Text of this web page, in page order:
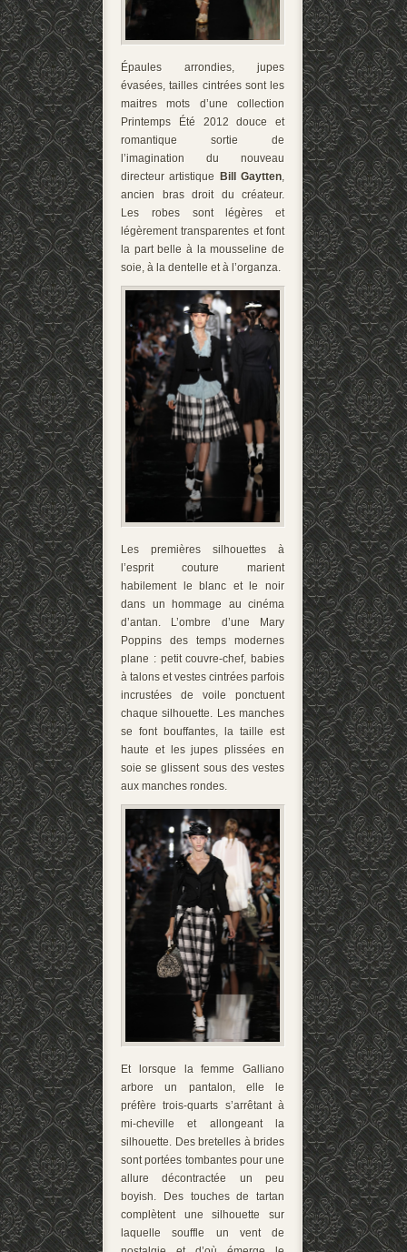
Épaules arrondies, jupes
évasées, tailles cintrées sont les
maitres mots d’une collection
Printemps Été 2012 douce et
romantique sortie de
l’imagination du nouveau
directeur artistique
Bill Gaytten,
ancien bras droit du créateur.
Les robes sont légères et
légèrement transparentes et font
la part belle à la mousseline de
soie, à la dentelle et à l’organza.
Les premières silhouettes à
l’esprit couture marient
habilement le blanc et le noir
dans un hommage au cinéma
d’antan. L’ombre d’une Mary
Poppins des temps modernes
plane : petit couvre-chef, babies
à talons et vestes cintrées parfois
incrustées de voile ponctuent
chaque silhouette. Les manches
se font bouffantes, la taille est
haute et les jupes plissées en
soie se glissent sous des vestes
aux manches rondes.
Et lorsque la femme Galliano
arbore un pantalon, elle le
préfère trois-quarts s’arrêtant à
mi-cheville et allongeant la
silhouette. Des bretelles à brides
sont portées tombantes pour une
allure décontractée un peu
boyish. Des touches de tartan
complètent une silhouette sur
laquelle souffle un vent de